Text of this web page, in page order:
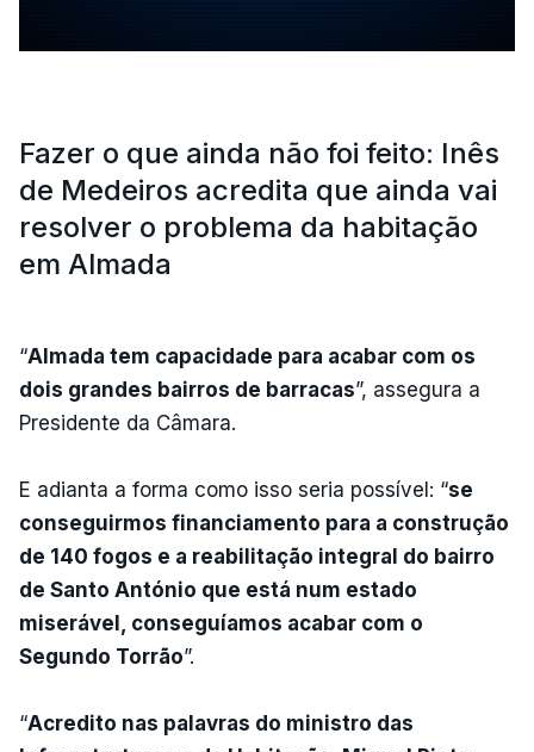
Fazer o que ainda não foi feito: Inês
de Medeiros acredita que ainda vai
resolver o problema da habitação
em Almada
“Almada tem capacidade para acabar com os
dois grandes bairros de barracas”, assegura a
Presidente da Câmara.
E adianta a forma como isso seria possível: “se
conseguirmos financiamento para a construção
de 140 fogos e a reabilitação integral do bairro
de Santo António que está num estado
miserável, conseguíamos acabar com o
Segundo Torrão”.
“Acredito nas palavras do ministro das